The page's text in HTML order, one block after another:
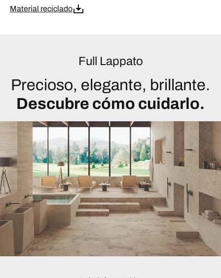
Material reciclado
Full Lappato
Precioso, elegante, brillante.
Descubre cómo cuidarlo.